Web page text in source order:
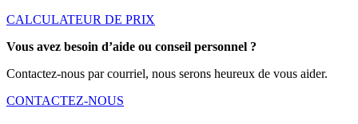
CALCULATEUR DE PRIX
Vous avez besoin d’aide ou conseil personnel ?
Contactez-nous par courriel, nous serons heureux de vous aider.
CONTACTEZ-NOUS